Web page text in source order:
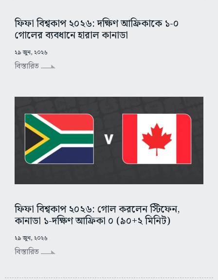
ফিফা বিশ্বকাপ ২০২৬: দক্ষিণ আফ্রিকাকে ১-০
গোলের ব্যবধানে হারাল কানাডা
২৯ জুন, ২০২৬
বিস্তারিত
ফিফা বিশ্বকাপ ২০২৬: গোল করলেন স্টিফেন,
কানাডা ১-দক্ষিণ আফ্রিকা ০ (৯০+২ মিনিট)
২৯ জুন, ২০২৬
বিস্তারিত